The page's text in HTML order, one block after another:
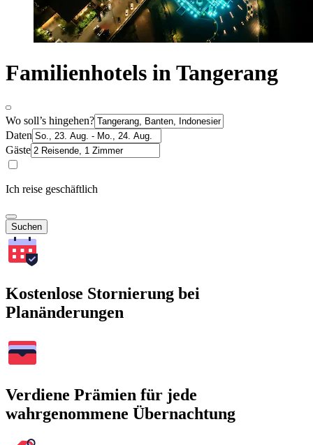
Familienhotels in Tangerang
Wo soll’s hingehen?
Daten
Gäste
Ich reise geschäftlich
Suchen
Kostenlose Stornierung bei
Planänderungen
Verdiene Prämien für jede
wahrgenommene Übernachtung